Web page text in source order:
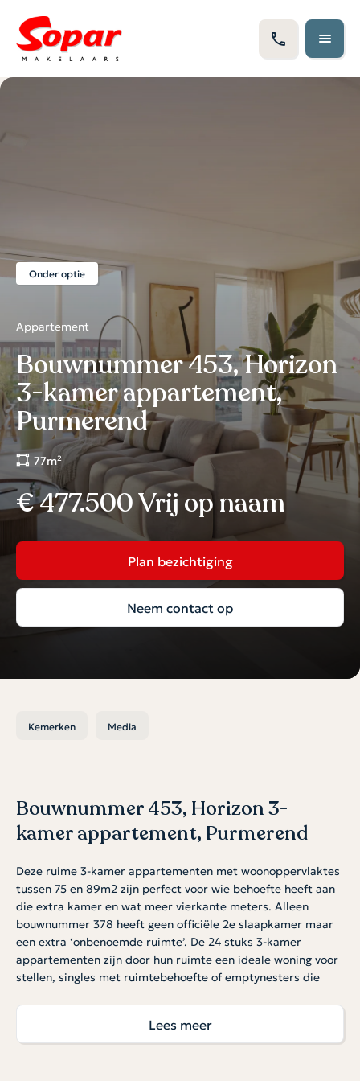
Onder optie
Appartement
Bouwnummer 453, Horizon
3-kamer appartement,
Purmerend
77m²
€ 477.500 Vrij op naam
Plan bezichtiging
Neem contact op
Kemerken Media
Bouwnummer 453, Horizon 3-
kamer appartement, Purmerend
Deze ruime 3-kamer appartementen met woonoppervlaktes
tussen 75 en 89m2 zijn perfect voor wie behoefte heeft aan
die extra kamer en wat meer vierkante meters. Alleen
bouwnummer 378 heeft geen officiële 2e slaapkamer maar
een extra ‘onbenoemde ruimte’. De 24 stuks 3-kamer
appartementen zijn door hun ruimte een ideale woning voor
stellen, singles met ruimtebehoefte of emptynesters die
3-kamer appartementen (bnrs 377 en 378) hebben een
inpandig balkon in plaats van een uitkragend balkon.
Lees meer